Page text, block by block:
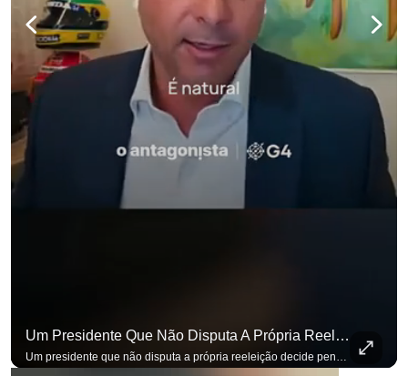
Um Presidente Que Não Disputa A Própria Reeleição Decide Pensando Em Quem Vem Depois.
Um presidente que não disputa a própria reeleição decide pensando em quem vem depois. Foi assim que Flávio Bolsonaro defendeu a PEC do fim da reeleição, primeira das medidas que citou para o ambiente de negócios. Se você busca informação com credibilidade, inscreva-se agora e ative o